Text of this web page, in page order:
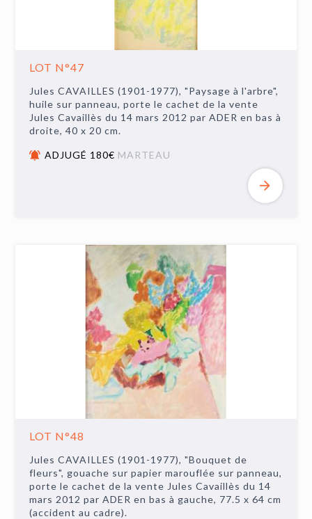
LOT N°47
Jules CAVAILLES (1901-1977), "Paysage à l'arbre",
huile sur panneau, porte le cachet de la vente
Jules Cavaillès du 14 mars 2012 par ADER en bas à
droite, 40 x 20 cm.
ADJUGÉ 180€ MARTEAU
LOT N°48
Jules CAVAILLES (1901-1977), "Bouquet de
fleurs", gouache sur papier marouflée sur panneau,
porte le cachet de la vente Jules Cavaillès du 14
mars 2012 par ADER en bas à gauche, 77.5 x 64 cm
(accident au cadre).